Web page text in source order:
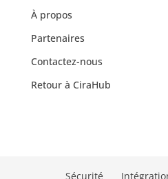
À propos
Partenaires
Contactez-nous
Retour à CiraHub
Sécurité